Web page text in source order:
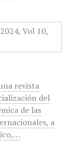
revista
del
de las
a